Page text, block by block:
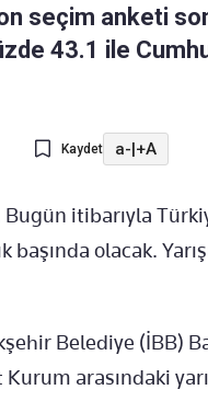
seçim anketi
43.1 ile
Kaydet a-|+A
itibarıyla
olacak.
Belediye (İBB)
arasındaki